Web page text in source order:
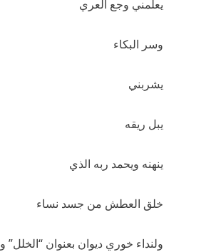
يعلمني وجع العري
وسر البكاء
يشربني
يبل ريقه
ينهنه ويحمد ربه الذي
خلق العطش من جسد نساء
ولنداء خوري ديوان بعنوان “الخلل”